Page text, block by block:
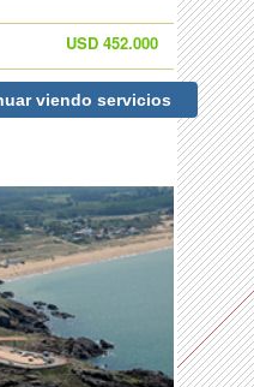
USD 452.000
viendo servicios